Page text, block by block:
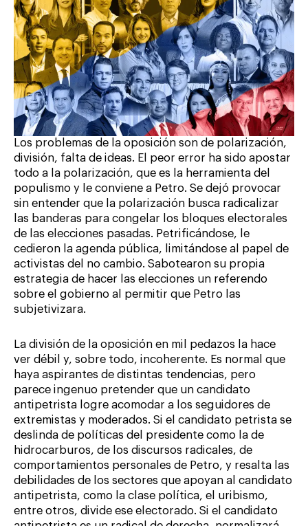
Los problemas de la oposición son de polarización,
división, falta de ideas. El peor error ha sido apostar
todo a la polarización, que es la herramienta del
populismo y le conviene a Petro. Se dejó provocar
sin entender que la polarización busca radicalizar
las banderas para congelar los bloques electorales
de las elecciones pasadas. Petrificándose, le
cedieron la agenda pública, limitándose al papel de
activistas del no cambio. Sabotearon su propia
estrategia de hacer las elecciones un referendo
sobre el gobierno al permitir que Petro las
subjetivizara.
La división de la oposición en mil pedazos la hace
ver débil y, sobre todo, incoherente. Es normal que
haya aspirantes de distintas tendencias, pero
parece ingenuo pretender que un candidato
antipetrista logre acomodar a los seguidores de
extremistas y moderados. Si el candidato petrista se
deslinda de políticas del presidente como la de
hidrocarburos, de los discursos radicales, de
comportamientos personales de Petro, y resalta las
debilidades de los sectores que apoyan al candidato
antipetrista, como la clase política, el uribismo,
entre otros, divide ese electorado. Si el candidato